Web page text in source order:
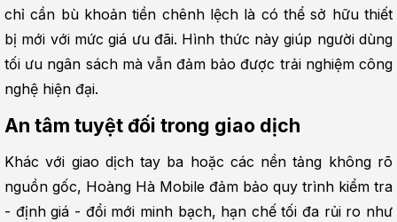
chỉ cần bù khoản tiền chênh lệch là có thể sở hữu thiết
bị mới với mức giá ưu đãi. Hình thức này giúp người dùng
tối ưu ngân sách mà vẫn đảm bảo được trải nghiệm công
nghệ hiện đại.
An tâm tuyệt đối trong giao dịch
Khác với giao dịch tay ba hoặc các nền tảng không rõ
nguồn gốc, Hoàng Hà Mobile đảm bảo quy trình kiểm tra
- định giá - đổi mới minh bạch, hạn chế tối đa rủi ro như